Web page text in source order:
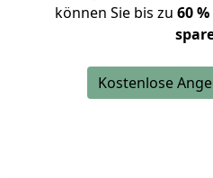
können Sie bis zu 60
Kostenlose